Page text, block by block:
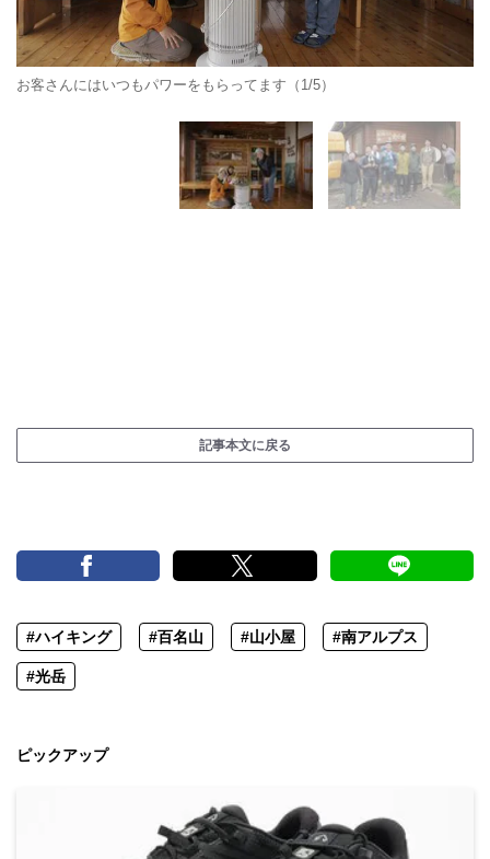
お客さんにはいつもパワーをもらってます（1/5）
記事本文に戻る
#ハイキング #百名山 #山小屋 #南アルプス
#光岳
ピックアップ